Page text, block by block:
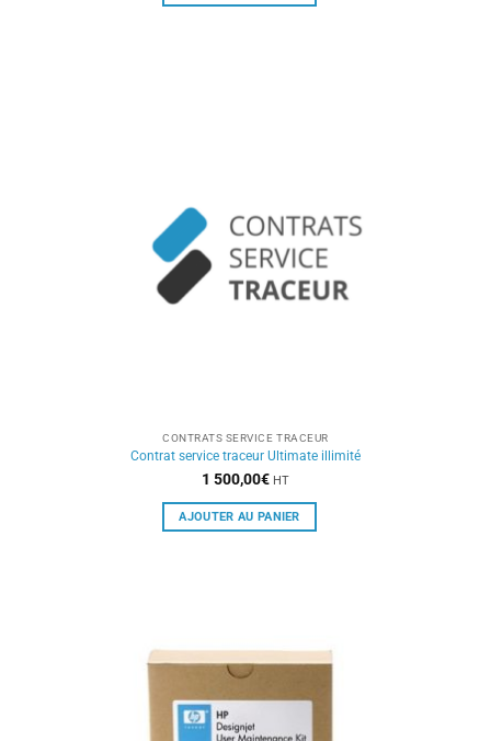
CONTRATS SERVICE TRACEUR
Contrat service traceur Ultimate illimité
1 500,00€ HT
AJOUTER AU PANIER